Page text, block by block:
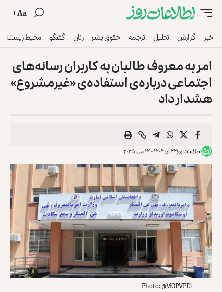
Aa
خبر گزارش تحلیل ترجمه حقوق بشر زنان گفتگو محیط زیست
امر به معروف طالبان به کاربران رسانه‌های
اجتماعی درباره‌ی استفاده‌ی «غیرمشروع»
هشدار داد
اطلاعات روز۲۲ ثور ۱۴۰۴ - ۱۲ می ۲۰۲۵
Photo: @MOPVPE1